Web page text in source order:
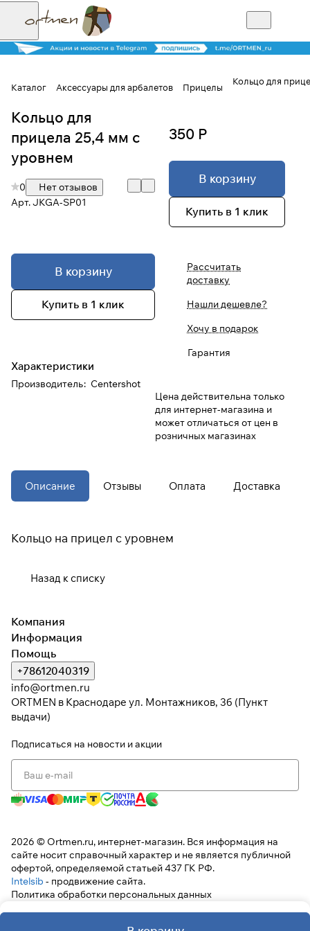
Каталог Аксессуары для арбалетов Прицелы
Кольцо для
Кольцо для
прицела 25,4 мм с
уровнем
0
Нет отзывов
Арт.JKGA-SP01
В корзину
Купить в 1 клик
Характеристики
Производитель: Centershot
350 Р
В корзину
Купить в 1 клик
Рассчитать
доставку
Нашли дешевле?
Хочу в подарок
Гарантия
Цена действительна только
для интернет-магазина и
может отличаться от цен в
розничных магазинах
Описание Отзывы Оплата Доставка
Кольцо на прицел с уровнем
Назад к списку
Для клиентов всех банков
Разбейте
оплату на части
Добавляйте товары
в корзину
выберите метод оплатыПЛАЙТ
Оплачивайте сегодня только25%
картой любого банка
выбранный способом
по25%каждые 2 недели
* При оплате через
Подробнее
об оплате Плайтом
недели
Остались вопросы?
8 800 302-02-51
Компания
Информация
Помощь
+78612040319
info@ortmen.ru
ORTMEN в Краснодаре ул. Монтажников, 3б (Пункт
выдачи)
Подписаться на новости и акции
2026 © Ortmen.ru, интернет-магазин. Вся информация на
сайте носит справочный характер и не является публичной
офертой, определяемой статьей 437 ГК РФ.
Intelsib - продвижение сайта.
Политика обработки персональных данных